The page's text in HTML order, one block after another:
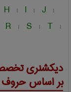
H | I | J |
R | S | T |
دیکشنری
بر اساس حروف